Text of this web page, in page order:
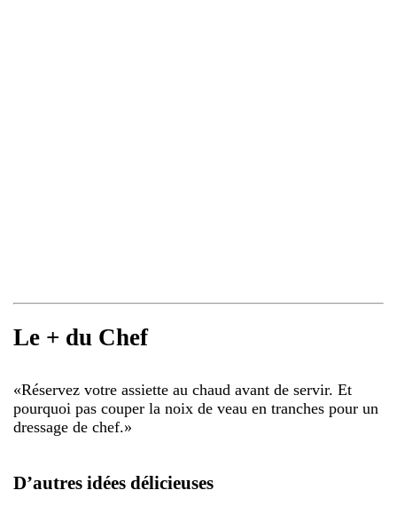
Le + du Chef
«Réservez votre assiette au chaud avant de servir. Et
pourquoi pas couper la noix de veau en tranches pour un
dressage de chef.»
D’autres idées délicieuses